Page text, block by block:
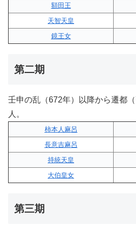
額田王
天智天皇
鏡王女
第二期
壬申の乱（672年）以降から遷都
人。
柿本人麻呂
長意吉麻呂
持統天皇
大伯皇女
第三期